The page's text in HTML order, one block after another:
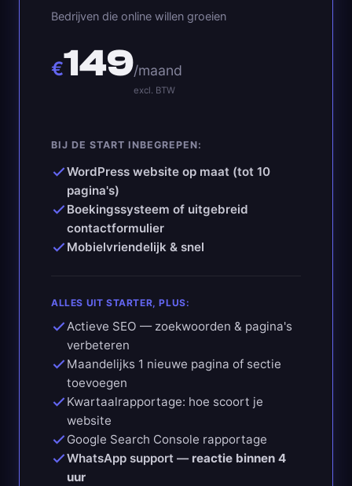
Bedrijven die online willen groeien
€149/maand
excl. BTW
BIJ DE START INBEGREPEN:
WordPress website op maat (tot 10
pagina's)
Boekingssysteem of uitgebreid
contactformulier
Mobielvriendelijk & snel
ALLES UIT STARTER, PLUS:
Actieve SEO — zoekwoorden & pagina's
verbeteren
Maandelijks 1 nieuwe pagina of sectie
toevoegen
Kwartaalrapportage: hoe scoort je
website
Google Search Console rapportage
WhatsApp support — reactie binnen 4
uur